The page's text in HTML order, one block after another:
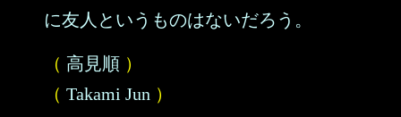
に友人というものはないだろう。
（ 高見順 ）
（ Takami Jun ）